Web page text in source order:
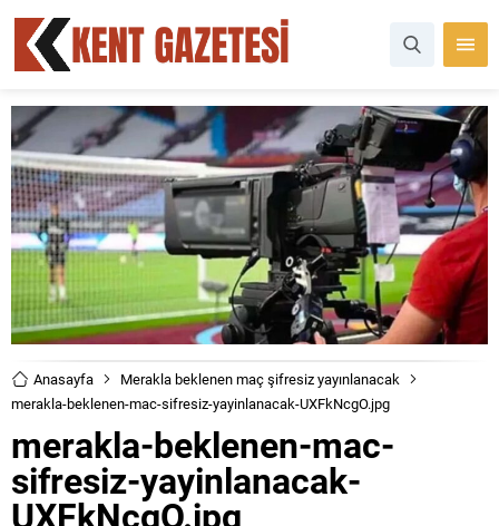
Anasayfa
Merakla beklenen maç şifresiz yayınlanacak
merakla-beklenen-mac-sifresiz-yayinlanacak-UXFkNcgO.jpg
merakla-beklenen-mac-
sifresiz-yayinlanacak-
UXFkNcgO.jpg